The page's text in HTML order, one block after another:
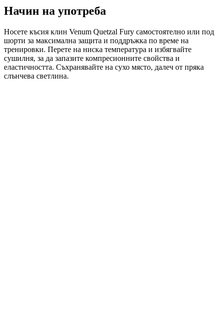
Начин на употреба
Носете късия клин Venum Quetzal Fury самостоятелно или под
шорти за максимална защита и поддръжка по време на
тренировки. Перете на ниска температура и избягвайте
сушилня, за да запазите компресионните свойства и
еластичността. Съхранявайте на сухо място, далеч от пряка
слънчева светлина.